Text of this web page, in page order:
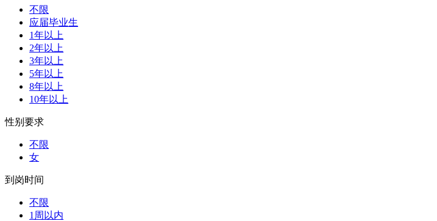
不限
应届毕业生
1年以上
2年以上
3年以上
5年以上
8年以上
10年以上
性别要求
不限
女
到岗时间
不限
1周以内